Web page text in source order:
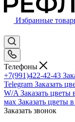
Избранные
Телефоны
+7(991)422-42-43
Telegram Заказать
W/A Заказать цветы
мах Заказать цветы
Заказать звонок